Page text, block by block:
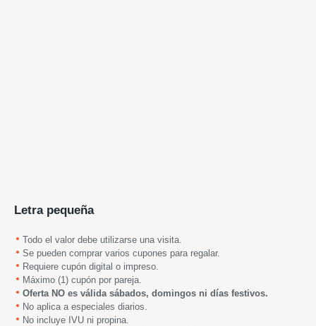
Letra pequeña
Todo el valor debe utilizarse una visita.
Se pueden comprar varios cupones para regalar.
Requiere cupón digital o impreso.
Máximo (1) cupón por pareja.
Oferta NO es válida sábados, domingos ni días festivos.
No aplica a especiales diarios.
No incluye IVU ni propina.